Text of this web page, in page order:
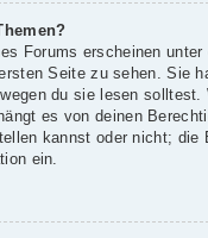
Forums erscheinen unter
Seite zu sehen. Sie
du sie lesen solltest.
es von deinen
kannst oder nicht; die
ein.